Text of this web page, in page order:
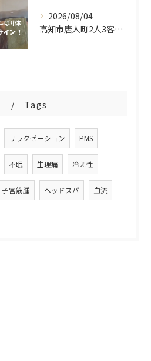
2026/08/04
高知市唐人町2人3客です🌿
Tags
リラクゼーション PMS
不眠 生理痛 冷え性
子宮筋腫 ヘッドスパ 血流